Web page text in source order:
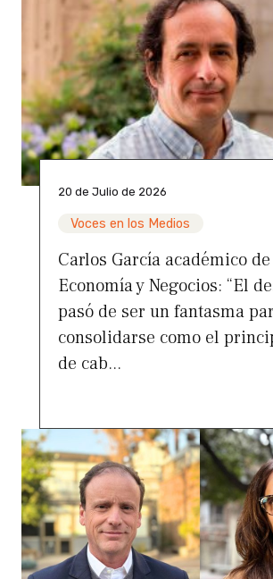
20 de Julio de 2026
Voces en los Medios
Carlos García académico de
Economía y Negocios: “El
pasó de ser un fantasma
consolidarse como el
de cab...